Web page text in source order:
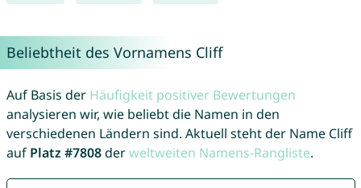
Beliebtheit des Vornamens Cliff
Auf Basis der Häufigkeit positiver Bewertungen
analysieren wir, wie beliebt die Namen in den
verschiedenen Ländern sind. Aktuell steht der Name Cliff
auf Platz #7808derweltweiten Namens-Rangliste.